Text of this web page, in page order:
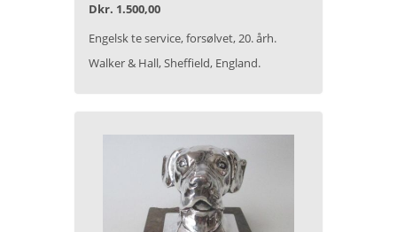
Dkr. 1.500,00
Engelsk te service, forsølvet, 20. årh.
Walker & Hall, Sheffield, England.